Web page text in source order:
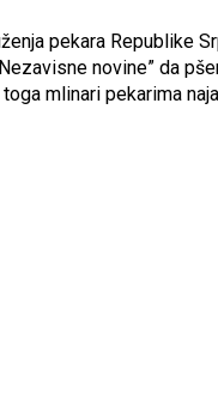
pekara Republike
novine” da
mlinari pekarima